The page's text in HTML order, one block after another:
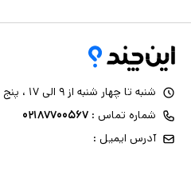
شنبه تا چهار شنبه از ۹ الی ۱۷ ، پنج شنبه ۹ الی ۱۳
شماره تماس : ۰۲۱۸۷۷۰۰۵۶۷
آدرس ایمیل :